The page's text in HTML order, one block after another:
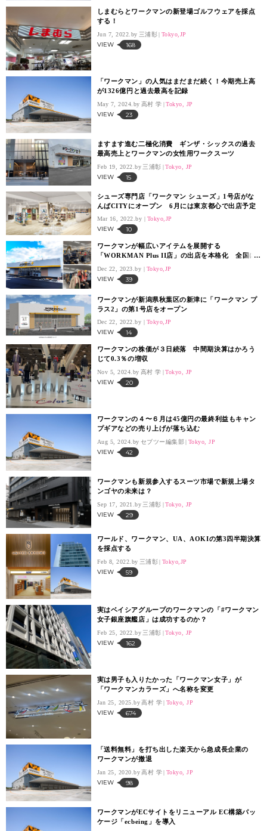
しまむらとワークマンの新登場ゴルフウェアを採点
する！
Jun 7, 2022. 三浦彰 Tokyo,JP
VIEW 168
「ワークマン」の人気はまだまだ続く！今期売上高
が1326億円と過去最高を記録
May 7, 2024. 高村 学 Tokyo, JP
VIEW 23
ますます進む二極化消費 ギンザ・シックスの過去
最高売上とワークマンの女性用ワークスーツ
Feb 19, 2022. 三浦彰 Tokyo, JP
VIEW 15
シューズ専門店「ワークマン シューズ」1号店がな
んばCITYにオープン 6月には東京都心で出店予定
Mar 16, 2022. Tokyo,JP
VIEW 10
ワークマンが幅広いアイテムを展開する
「WORKMAN Plus II店」の出店を本格化 全国に
Dec 22, 2023. Tokyo,JP
VIEW 39
ワークマンが新潟県秋葉区の新津に「ワークマン プ
ラス2」の第1号店をオープン
Dec 22, 2022. Tokyo,JP
VIEW 14
ワークマンの株価が３日続落 中間期決算はかろう
じて0.3％の増収
Nov 5, 2024. 高村 学 Tokyo, JP
VIEW 20
ワークマンの４〜６月は45億円の最終利益もキャン
プギアなどの売り上げが落ち込む
Aug 5, 2024. セブツー編集部 Tokyo, JP
VIEW 42
ワークマンも新規参入するスーツ市場で新規上場タ
ンゴヤの未来は？
Sep 17, 2021. 三浦彰 Tokyo, JP
VIEW 29
ワールド、ワークマン、UA、AOKIの第3四半期決算
を採点する
Feb 8, 2022. 三浦彰 Tokyo,JP
VIEW 59
実はベイシアグループのワークマンの「#ワークマン
女子銀座旗艦店」は成功するのか？
Feb 25, 2022. 三浦彰 Tokyo, JP
VIEW 162
実は男子も入りたかった「ワークマン女子」が
「ワークマンカラーズ」へ名称を変更
Jan 25, 2025. 高村 学 Tokyo, JP
VIEW 674
「送料無料」を打ち出した楽天から急成長企業の
ワークマンが撤退
Jan 25, 2020. 高村 学 Tokyo, JP
VIEW 98
ワークマンがECサイトをリニューアル EC構築パッ
ケージ「ecbeing」を導入